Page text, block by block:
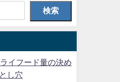
検索
イフード量の決め
し穴